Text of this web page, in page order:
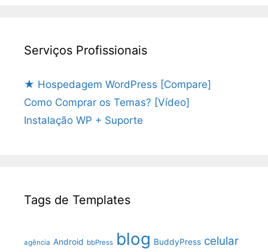
Serviços Profissionais
★ Hospedagem WordPress [Compare]
Como Comprar os Temas? [Vídeo]
Instalação WP + Suporte
Tags de Templates
agência Android bbPress blog BuddyPress celular